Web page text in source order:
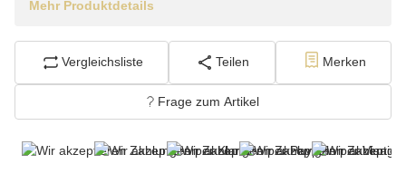
Mehr Produktdetails
Vergleichsliste Teilen Merken
Frage zum Artikel